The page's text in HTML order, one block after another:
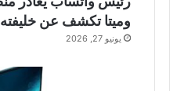
وميتا تكشف عن خليفته
يونيو 27, 2026